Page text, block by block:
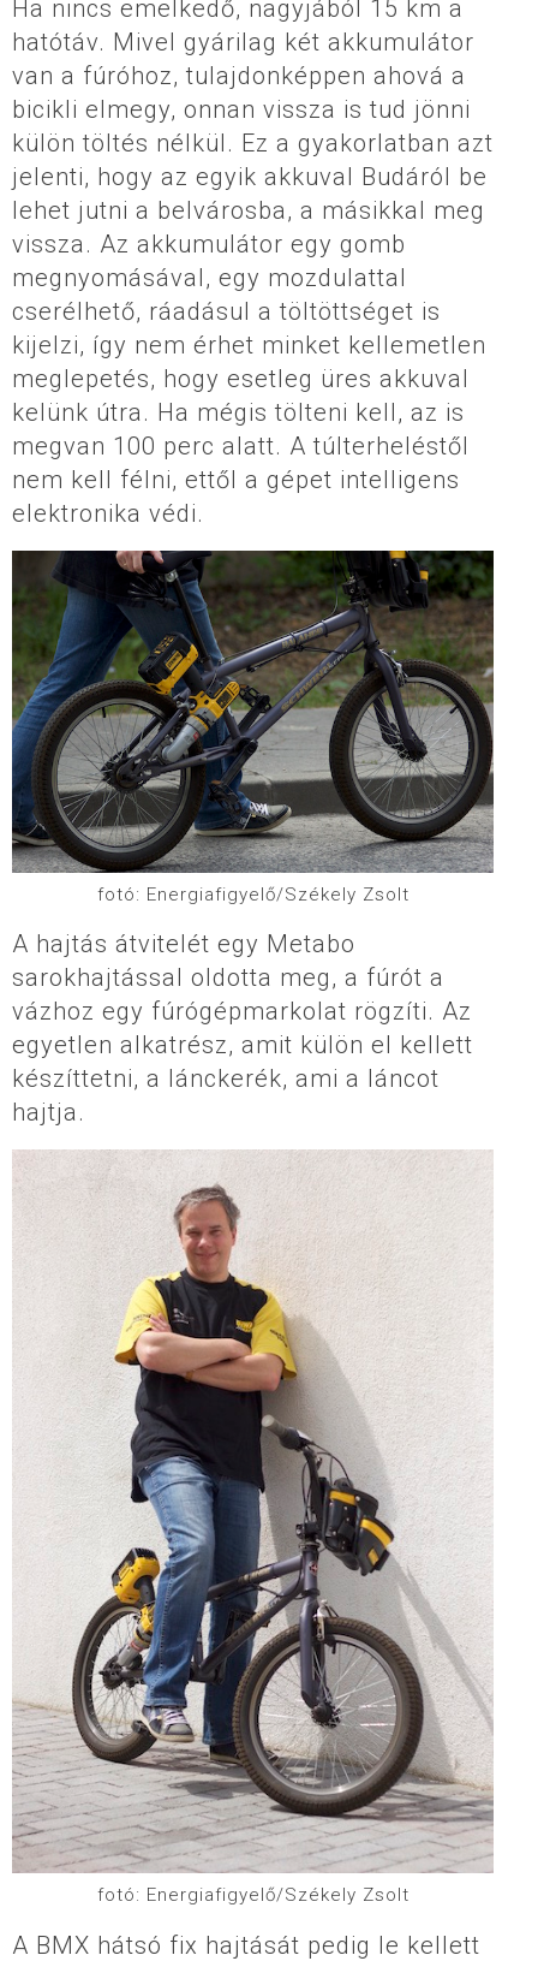
Ha nincs emelkedő, nagyjából 15 km a
hatótáv. Mivel gyárilag két akkumulátor
van a fúróhoz, tulajdonképpen ahová a
bicikli elmegy, onnan vissza is tud jönni
külön töltés nélkül. Ez a gyakorlatban azt
jelenti, hogy az egyik akkuval Budáról be
lehet jutni a belvárosba, a másikkal meg
vissza. Az akkumulátor egy gomb
megnyomásával, egy mozdulattal
cserélhető, ráadásul a töltöttséget is
kijelzi, így nem érhet minket kellemetlen
meglepetés, hogy esetleg üres akkuval
kelünk útra. Ha mégis tölteni kell, az is
megvan 100 perc alatt. A túlterheléstől
nem kell félni, ettől a gépet intelligens
elektronika védi.
fotó: Energiafigyelő/Székely Zsolt
A hajtás átvitelét egy Metabo
sarokhajtással oldotta meg, a fúrót a
vázhoz egy fúrógépmarkolat rögzíti. Az
egyetlen alkatrész, amit külön el kellett
készíttetni, a lánckerék, ami a láncot
hajtja.
fotó: Energiafigyelő/Székely Zsolt
A BMX hátsó fix hajtását pedig le kellett